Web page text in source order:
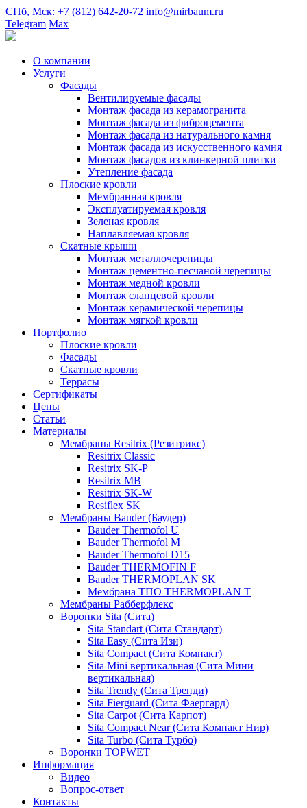
СПб, Мск: +7 (812) 642-20-72 info@mirbaum.ru
Telegram Max
О компании
Услуги
Фасады
Вентилируемые фасады
Монтаж фасада из керамогранита
Монтаж фасада из фиброцемента
Монтаж фасада из натурального камня
Монтаж фасада из искусственного камня
Монтаж фасадов из клинкерной плитки
Утепление фасада
Плоские кровли
Мембранная кровля
Эксплуатируемая кровля
Зеленая кровля
Наплавляемая кровля
Скатные крыши
Монтаж металлочерепицы
Монтаж цементно-песчаной черепицы
Монтаж медной кровли
Монтаж сланцевой кровли
Монтаж керамической черепицы
Монтаж мягкой кровли
Портфолио
Плоские кровли
Фасады
Скатные кровли
Террасы
Сертификаты
Цены
Статьи
Материалы
Мембраны Resitrix (Резитрикс)
Resitrix Classic
Resitrix SK-P
Resitrix MB
Resitrix SK-W
Resiflex SK
Мембраны Bauder (Баудер)
Bauder Thermofol U
Bauder Thermofol M
Bauder Thermofol D15
Bauder THERMOFIN F
Bauder THERMOPLAN SK
Мембрана ТПО THERMOPLAN T
Мембраны Рабберфлекс
Воронки Sita (Сита)
Sita Standart (Сита Стандарт)
Sita Easy (Сита Изи)
Sita Compact (Сита Компакт)
Sita Mini вертикальная (Сита Мини
вертикальная)
Sita Trendy (Сита Тренди)
Sita Fierguard (Сита Фаергард)
Sita Carpot (Сита Карпот)
Sita Compact Near (Сита Компакт Нир)
Sita Turbo (Сита Турбо)
Воронки TOPWET
Информация
Видео
Вопрос-ответ
Контакты